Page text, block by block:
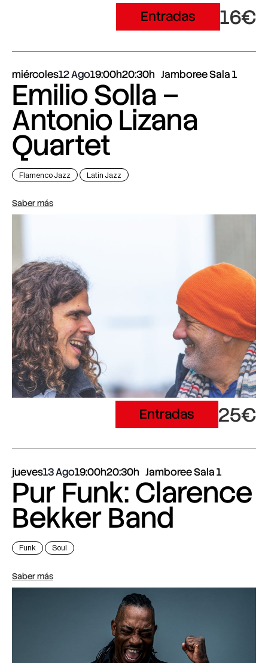
Entradas 16€
miércoles12 Ago19:00h20:30h Jamboree Sala 1
Emilio Solla –
Antonio Lizana
Quartet
Flamenco Jazz Latin Jazz
Saber más
Entradas 25€
jueves13 Ago19:00h20:30h Jamboree Sala 1
Pur Funk: Clarence
Bekker Band
Funk Soul
Saber más